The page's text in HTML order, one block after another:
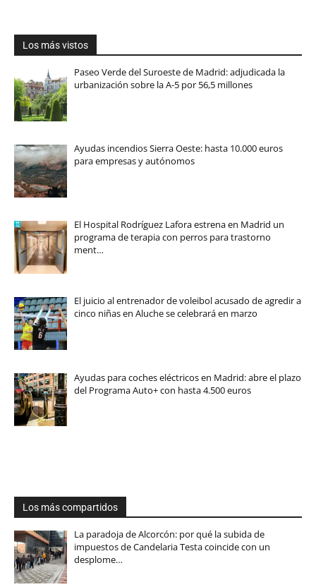
Los más vistos
Paseo Verde del Suroeste de Madrid: adjudicada la
urbanización sobre la A-5 por 56,5 millones
Ayudas incendios Sierra Oeste: hasta 10.000 euros
para empresas y autónomos
El Hospital Rodríguez Lafora estrena en Madrid un
programa de terapia con perros para trastorno
ment…
El juicio al entrenador de voleibol acusado de agredir a
cinco niñas en Aluche se celebrará en marzo
Ayudas para coches eléctricos en Madrid: abre el plazo
del Programa Auto+ con hasta 4.500 euros
Los más compartidos
La paradoja de Alcorcón: por qué la subida de
impuestos de Candelaria Testa coincide con un
desplome…